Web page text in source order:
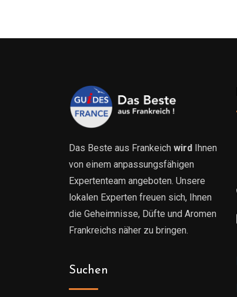
Das Beste aus Frankeich wird Ihnen
von einem anpassungsfähigen
Expertenteam angeboten. Unsere
lokalen Experten freuen sich, Ihnen
die Geheimnisse, Düfte und Aromen
Frankreichs näher zu bringen.
Suchen